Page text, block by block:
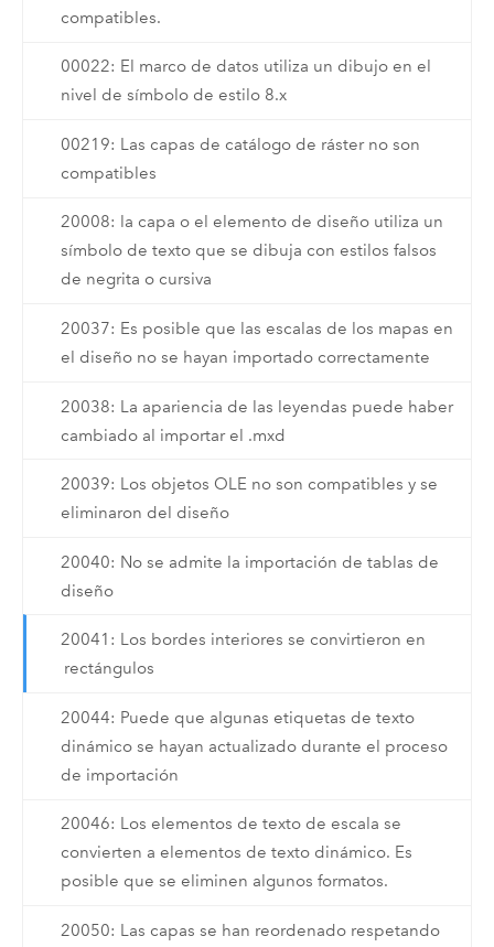
compatibles.
00022: El marco de datos utiliza un dibujo en el
nivel de símbolo de estilo 8.x
00219: Las capas de catálogo de ráster no son
compatibles
20008: la capa o el elemento de diseño utiliza un
símbolo de texto que se dibuja con estilos falsos
de negrita o cursiva
20037: Es posible que las escalas de los mapas en
el diseño no se hayan importado correctamente
20038: La apariencia de las leyendas puede haber
cambiado al importar el .mxd
20039: Los objetos OLE no son compatibles y se
eliminaron del diseño
20040: No se admite la importación de tablas de
diseño
20041: Los bordes interiores se convirtieron en
rectángulos
20044: Puede que algunas etiquetas de texto
dinámico se hayan actualizado durante el proceso
de importación
20046: Los elementos de texto de escala se
convierten a elementos de texto dinámico. Es
posible que se eliminen algunos formatos.
20050: Las capas se han reordenado respetando